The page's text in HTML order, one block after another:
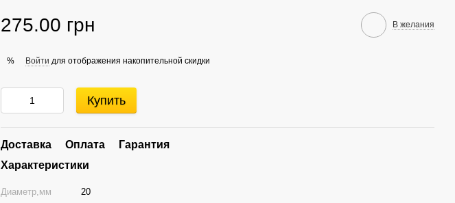
275.00 грн В желания
% Войти для отображения накопительной скидки
Купить
Доставка Оплата
Гарантия
Характеристики
Диаметр,мм
20